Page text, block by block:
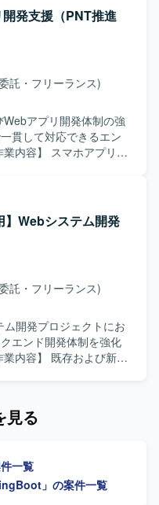
築やシステム移行に関
いただけます。設計修
行対応まで一連の工程
の経験を積むことがで
としてのスキルアップ
た構成となっており、
php、asp、js、json、
Web関連技術を扱いま
用いた基盤構築を行
ただきます。既存オン
収集・分析し、新環境
うプログラム改修、テ
。また、移行手順書や
成し、プロジェクト全
進していただきます。
進し、プロジェクト全
できる方を求めており
整理・分析し、抜け漏
方、チームメンバーと
ロジェクトにおいて、
工程に携わることがで
見や設計力を総合的に
の分析から新環境の構
後のクラウド移行案件
キャリア形成にもつな
ーバー環境および関連シ
やクラウド間通信を
リティ要件などを踏ま
発支援（PNT推進
託・フリーランス)
Webアプリ開発体制の強
貫して対応できるエン
ただきます。フルスタ
ングやAI駆動開発を活
いただきます。 【求
アプリの両方に興味を
法を取り入れていける
ミュニケーションを大
件を整理しながら開発
つつ、フルスタックに
駆動開発やバイブコー
触れながら、要件定義
、CI/CD環境などを組み
】Webシステム開発
託・フリーランス)
ム開発プロジェクトにお
エンド開発体制を強化
きます。Gitを用いたチ
作確認も実施いただき
考え方を取り入れなが
見る
一覧
」の案件一覧